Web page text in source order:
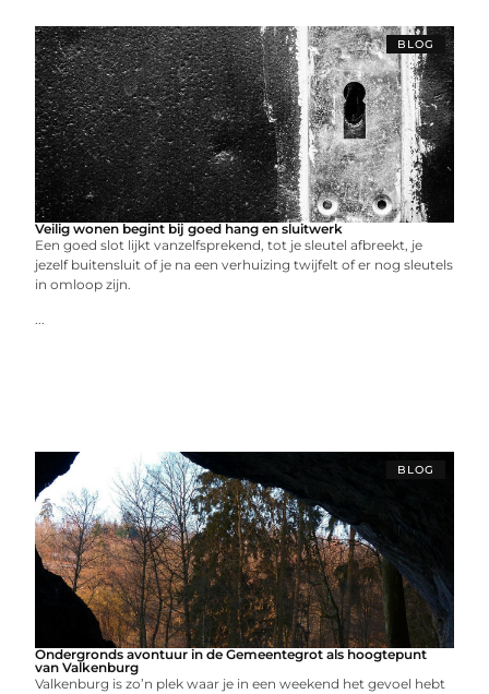
BLOG
Veilig wonen begint bij goed hang en sluitwerk
Een goed slot lijkt vanzelfsprekend, tot je sleutel afbreekt, je
jezelf buitensluit of je na een verhuizing twijfelt of er nog sleutels
in omloop zijn.
...
BLOG
Ondergronds avontuur in de Gemeentegrot als hoogtepunt
van Valkenburg
Valkenburg is zo’n plek waar je in een weekend het gevoel hebt